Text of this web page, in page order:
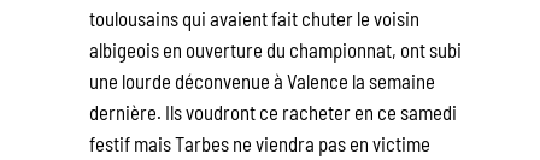
toulousains qui avaient fait chuter le voisin
albigeois en ouverture du championnat, ont subi
une lourde déconvenue à Valence la semaine
dernière. Ils voudront ce racheter en ce samedi
festif mais Tarbes ne viendra pas en victime